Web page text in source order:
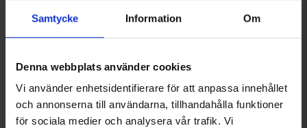
Samtycke Information Om
Denna webbplats använder cookies
Vi använder enhetsidentifierare för att anpassa innehållet
och annonserna till användarna, tillhandahålla funktioner
för sociala medier och analysera vår trafik. Vi
19 kr 99 kr